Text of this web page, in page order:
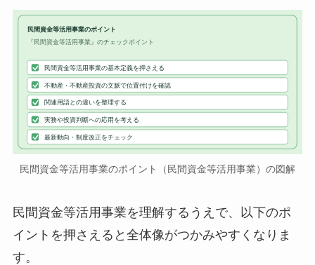
民間資金等活用事業のポイント
『民間資金等活用事業』のチェックポイント
民間資金等活用事業の基本定義を押さえる
不動産・不動産投資の文脈で位置付けを確認
関連用語との違いを整理する
実務や投資判断への応用を考える
最新動向・制度改正をチェック
民間資金等活用事業のポイント（民間資金等活用事業）の図解
民間資金等活用事業を理解するうえで、以下のポ
イントを押さえると全体像がつかみやすくなりま
す。